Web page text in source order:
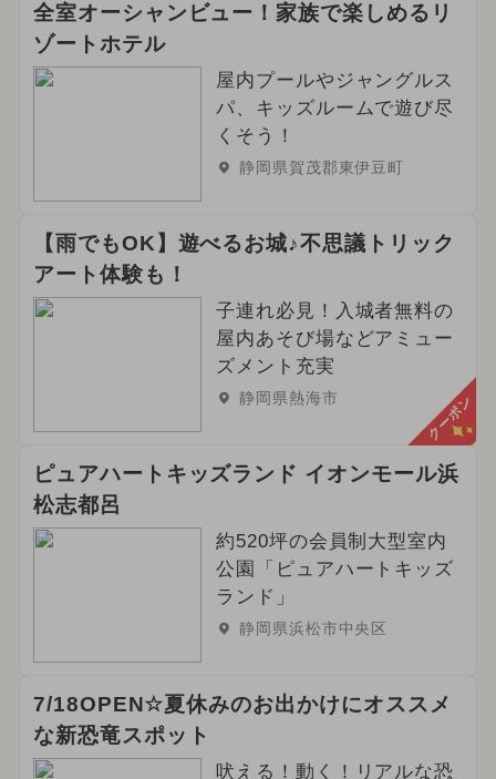
全室オーシャンビュー！家族で楽しめるリ
ゾートホテル
屋内プールやジャングルス
パ、キッズルームで遊び尽
くそう！
静岡県賀茂郡東伊豆町
【雨でもOK】遊べるお城♪不思議トリック
アート体験も！
子連れ必見！入城者無料の
屋内あそび場などアミュー
ズメント充実
静岡県熱海市 クーポン
ピュアハートキッズランド イオンモール浜
松志都呂
約520坪の会員制大型室内
公園「ピュアハートキッズ
ランド」
静岡県浜松市中央区
7/18OPEN☆夏休みのお出かけにオススメ
な新恐竜スポット
吠える！動く！リアルな恐